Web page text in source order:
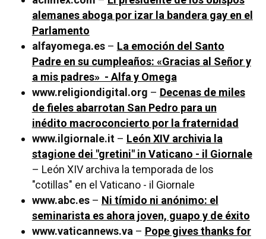
alemanes aboga por izar la bandera gay en el
Parlamento
alfayomega.es– La emoción del Santo
Padre en su cumpleaños: «Gracias al Señor y
a mis padres» - Alfa y Omega
www.religiondigital.org – Decenas de miles
de fieles abarrotan San Pedro para un
inédito macroconcierto por la fraternidad
www.ilgiornale.it– León XIV archivia la
stagione dei "gretini" in Vaticano - il Giornale
– León XIV archiva la temporada de los
"cotillas" en el Vaticano - il Giornale
www.abc.es– Ni tímido ni anónimo: el
seminarista es ahora joven, guapo y de éxito
www.vaticannews.va – Pope gives thanks for